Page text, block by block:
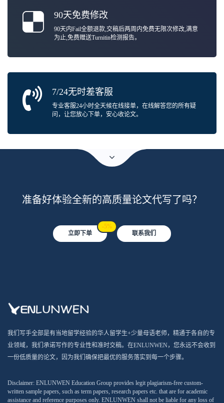
90天免费修改
90天内Fail全额退款,交稿后两周内免费无限次修改,满意
为止,免费赠送Turnitin检测报告。
7/24无时差客服
专业客服24小时全天候在线接单，在线解答您的所有疑
问，让您放心下单，安心收论文。
准备好体验全新的高质量论文代写了吗？
立即下单
-5%
联系我们
我们写手全部是有当地留学经验的华人留学生+少量母语老师，精通于各自的专
业领域，我们承诺写作的专业性和准时交稿。在ENLUNWEN，您永远不会收到
一份低质量的论文，因为我们确保把最优的服务落实到每一个步骤。
Disclaimer: ENLUNWEN Education Group provides legit plagiarism-free custom-
written sample papers, such as term papers, research papers etc. that are for academic
assistance and reference purposes only. ENLUNWEN shall not be liable for any loss of